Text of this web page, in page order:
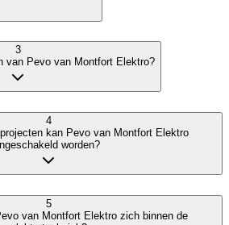
3
van Pevo van Montfort Elektro?
4
kan Pevo van Montfort Elektro
worden?
5
van Montfort Elektro zich binnen de